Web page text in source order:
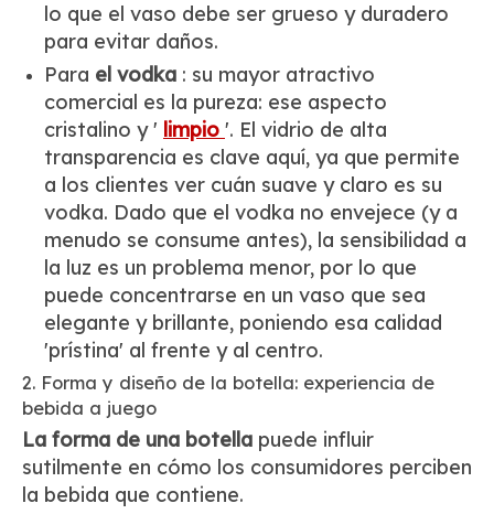
lo que el vaso debe ser grueso y duradero
para evitar daños.
Para el vodka : su mayor atractivo
comercial es la pureza: ese aspecto
cristalino y ' limpio '. El vidrio de alta
transparencia es clave aquí, ya que permite
a los clientes ver cuán suave y claro es su
vodka. Dado que el vodka no envejece (y a
menudo se consume antes), la sensibilidad a
la luz es un problema menor, por lo que
puede concentrarse en un vaso que sea
elegante y brillante, poniendo esa calidad
'prístina' al frente y al centro.
2. Forma y diseño de la botella: experiencia de
bebida a juego
La forma de una botella puede influir
sutilmente en cómo los consumidores perciben
la bebida que contiene.